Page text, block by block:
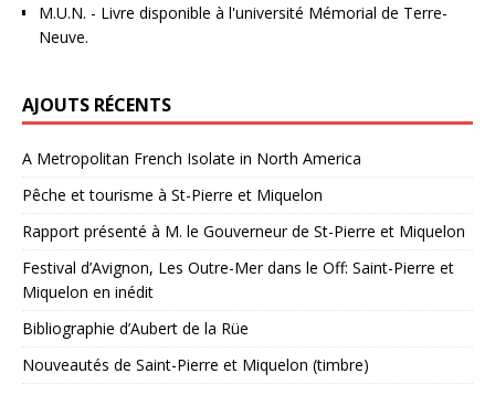
M.U.N. - Livre disponible à l'université Mémorial de Terre-
Neuve.
AJOUTS RÉCENTS
A Metropolitan French Isolate in North America
Pêche et tourisme à St-Pierre et Miquelon
Rapport présenté à M. le Gouverneur de St-Pierre et Miquelon
Festival d’Avignon, Les Outre-Mer dans le Off: Saint-Pierre et
Miquelon en inédit
Bibliographie d’Aubert de la Rüe
Nouveautés de Saint-Pierre et Miquelon (timbre)